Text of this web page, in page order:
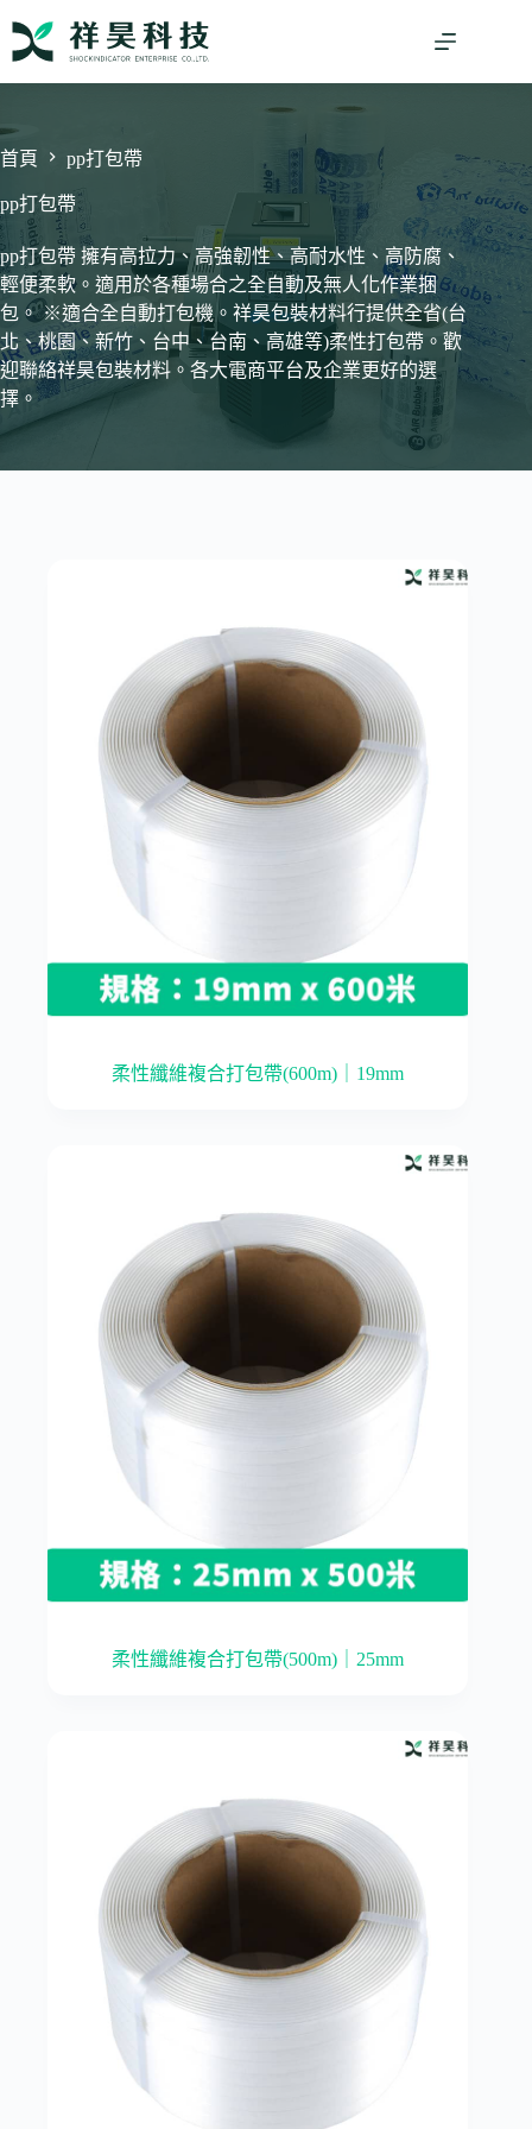
內
容
首頁 pp打包帶
pp打包帶
pp打包帶 擁有高拉力、高強韌性、高耐水性、高防腐、
輕便柔軟。適用於各種場合之全自動及無人化作業捆
包。 ※適合全自動打包機。祥昊包裝材料行提供全省(台
北、桃園、新竹、台中、台南、高雄等)柔性打包帶。歡
迎聯絡祥昊包裝材料。各大電商平台及企業更好的選
擇。
柔性纖維複合打包帶(600m)｜19mm
柔性纖維複合打包帶(500m)｜25mm